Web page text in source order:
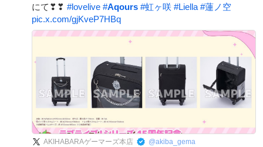
にて❣❣ #lovelive #Aqours #虹ヶ咲 #Liella #蓮ノ空
pic.x.com/gjKveP7HBq
AKIHABARAゲーマーズ本店 @akiba_gema